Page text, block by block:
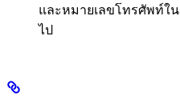
และหมายเลขโทรศัพท์ใน
ไป